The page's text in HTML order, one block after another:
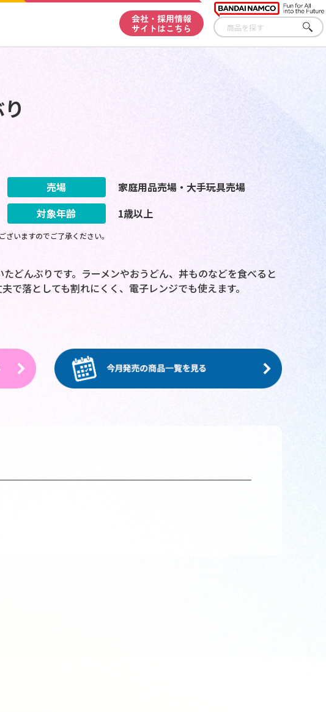
会社・採用情報
サイトはこちら
さが
す
売場
家庭用品売場・大手玩具売場
対象年齢 1歳以上
いますのでご了承ください。
どんぶりです。ラーメンやおうどん、丼ものなどを食べると
で落としても割れにくく、電子レンジでも使えます。